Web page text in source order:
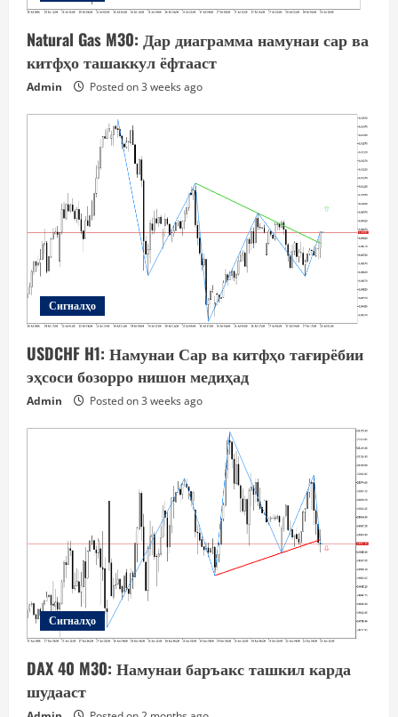
Natural Gas M30: Дар диаграмма намунаи сар ва
китфҳо ташаккул ёфтааст
Admin Posted on 3 weeks ago
Сигналҳо
USDCHF H1: Намунаи Сар ва китфҳо тағирёбии
эҳсоси бозорро нишон медиҳад
Admin Posted on 3 weeks ago
Сигналҳо
DAX 40 M30: Намунаи баръакс ташкил карда
шудааст